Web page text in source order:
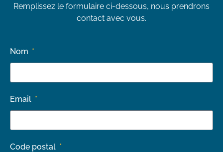
Remplissez le formulaire ci-dessous, nous prendrons
contact avec vous.
Nom
Email
Code postal